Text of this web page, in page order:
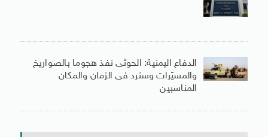
الدفاع اليمنية: الحوثى نفذ هجوما بالصواريخ
والمسيّرات وسنرد فى الزمان والمكان
المناسبين